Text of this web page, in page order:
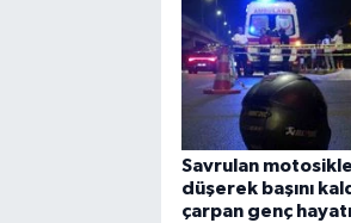
Savrulan
düşerek başını
çarpan genç